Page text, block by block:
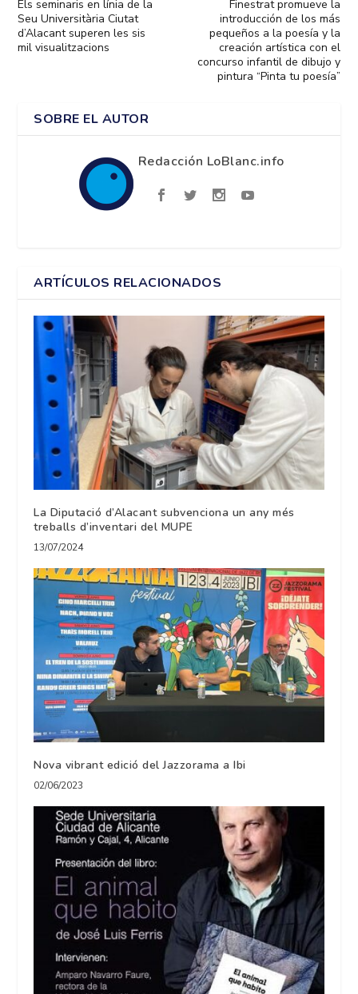
Els seminaris en línia de la
Seu Universitària Ciutat
d’Alacant superen les sis
mil visualitzacions
Finestrat promueve la
introducción de los más
pequeños a la poesía y la
creación artística con el
concurso infantil de dibujo y
pintura “Pinta tu poesía”
SOBRE EL AUTOR
Redacción LoBlanc.info
ARTÍCULOS RELACIONADOS
La Diputació d’Alacant subvenciona un any més
treballs d’inventari del MUPE
13/07/2024
Nova vibrant edició del Jazzorama a Ibi
02/06/2023